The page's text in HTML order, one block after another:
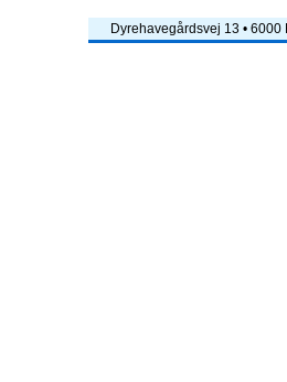
Dyrehavegårdsvej 13 •